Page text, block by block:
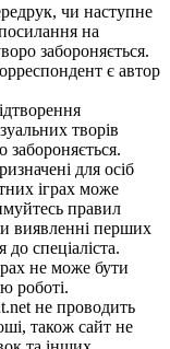
чи наступне
на
забороняється.
є автор
творів
забороняється.
для осіб
іграх може
правил
виявленні перших
до спеціаліста.
не може бути
роботі.
не проводить
також сайт не